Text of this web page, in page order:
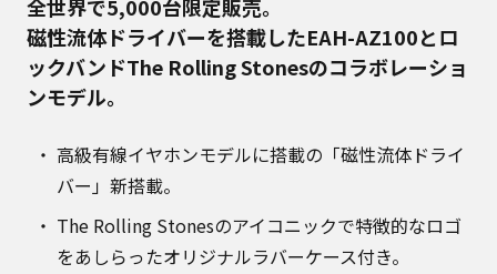
全世界で5,000台限定販売。
磁性流体ドライバーを搭載したEAH-AZ100とロ
ックバンドThe Rolling Stonesのコラボレーショ
ンモデル。
高級有線イヤホンモデルに搭載の「磁性流体ドライ
バー」新搭載。
The Rolling Stonesのアイコニックで特徴的なロゴ
をあしらったオリジナルラバーケース付き。